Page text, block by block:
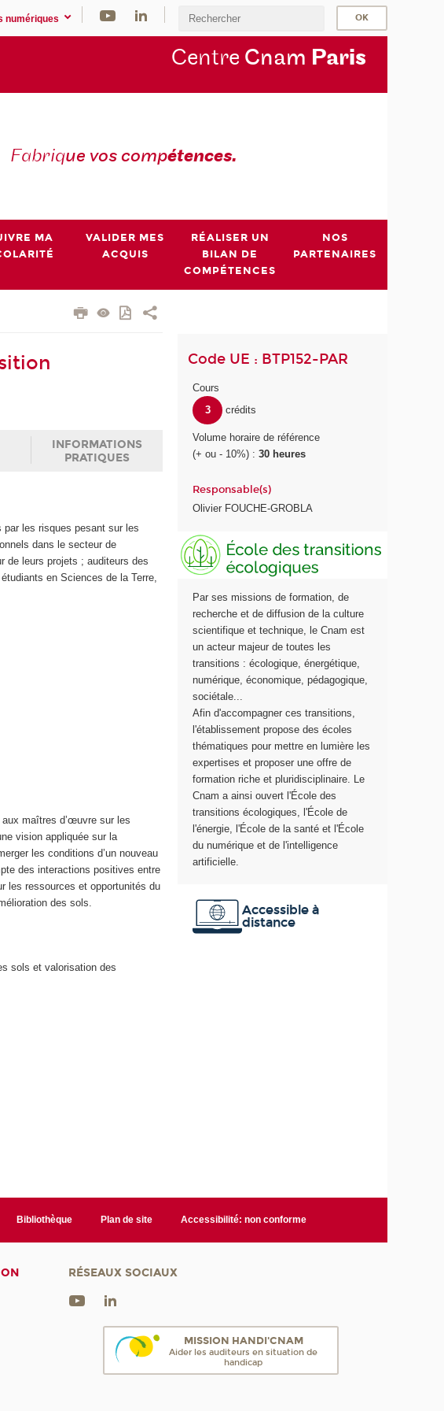
numériques
Centre Cnam Paris
Fabrique vos compétences.
MA
VALIDER MES
ACQUIS
RÉALISER UN
BILAN DE
COMPÉTENCES
NOS
PARTENAIRES
INFORMATIONS
PRATIQUES
les risques pesant sur les
dans le secteur de
de leurs projets ; auditeurs des
en Sciences de la Terre,
maîtres d’œuvre sur les
vision appliquée sur la
les conditions d’un nouveau
des interactions positives entre
les ressources et opportunités du
des sols.
sols et valorisation des
Code UE : BTP152-PAR
Cours
3
crédits
Volume horaire de référence
(+ ou - 10%) :30 heures
Responsable(s)
Olivier FOUCHE-GROBLA
Par ses missions de formation, de
recherche et de diffusion de la culture
scientifique et technique, le Cnam est
un acteur majeur de toutes les
transitions : écologique, énergétique,
numérique, économique, pédagogique,
sociétale...
Afin d'accompagner ces transitions,
l'établissement propose des écoles
thématiques pour mettre en lumière les
expertises et proposer une offre de
formation riche et pluridisciplinaire. Le
Cnam a ainsi ouvert l'École des
transitions écologiques, l'École de
l'énergie, l'École de la santé et l'École
du numérique et de l'intelligence
artificielle.
Accessible à
distance
Bibliothèque Plan de site Accessibilité: non conforme
RÉSEAUX SOCIAUX
MISSION HANDI'CNAM
Aider les auditeurs en situation de
handicap